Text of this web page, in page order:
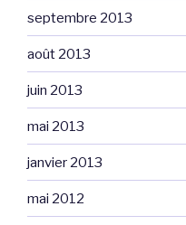
septembre 2013
août 2013
juin 2013
mai 2013
janvier 2013
mai 2012